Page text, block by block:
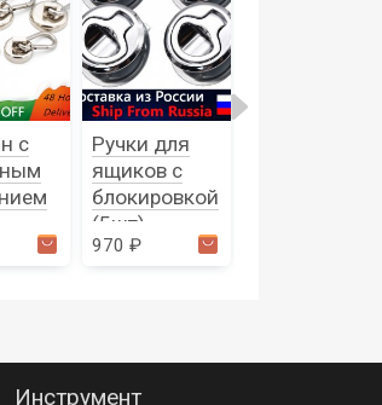
с
Ручки для
ящиков с
блокировкой
(5шт)
970 ₽
Инструмент